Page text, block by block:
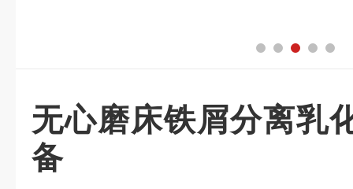
无心磨床铁屑分离乳
备